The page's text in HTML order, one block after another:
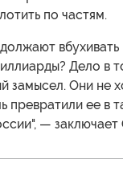
по частям.
вбухивать
Дело в
замысел. Они не
превратили ее в
—